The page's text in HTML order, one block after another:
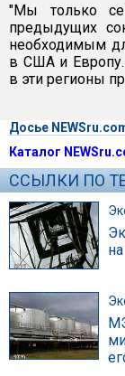
"Мы только
предыдущих
необходимым
в США и
в эти регионы
Досье
Каталог
ССЫЛКИ ПО